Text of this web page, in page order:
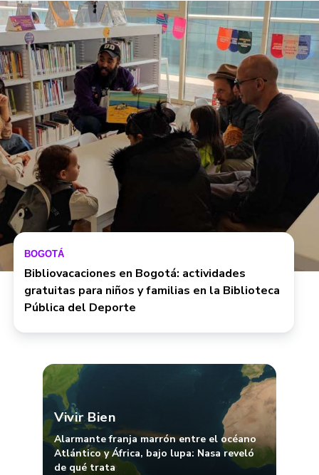
BOGOTÁ
Bibliovacaciones en Bogotá: actividades
gratuitas para niños y familias en la Biblioteca
Pública del Deporte
Vivir Bien
Alarmante franja marrón entre el océano
Atlántico y África, bajo lupa: Nasa reveló
de qué trata